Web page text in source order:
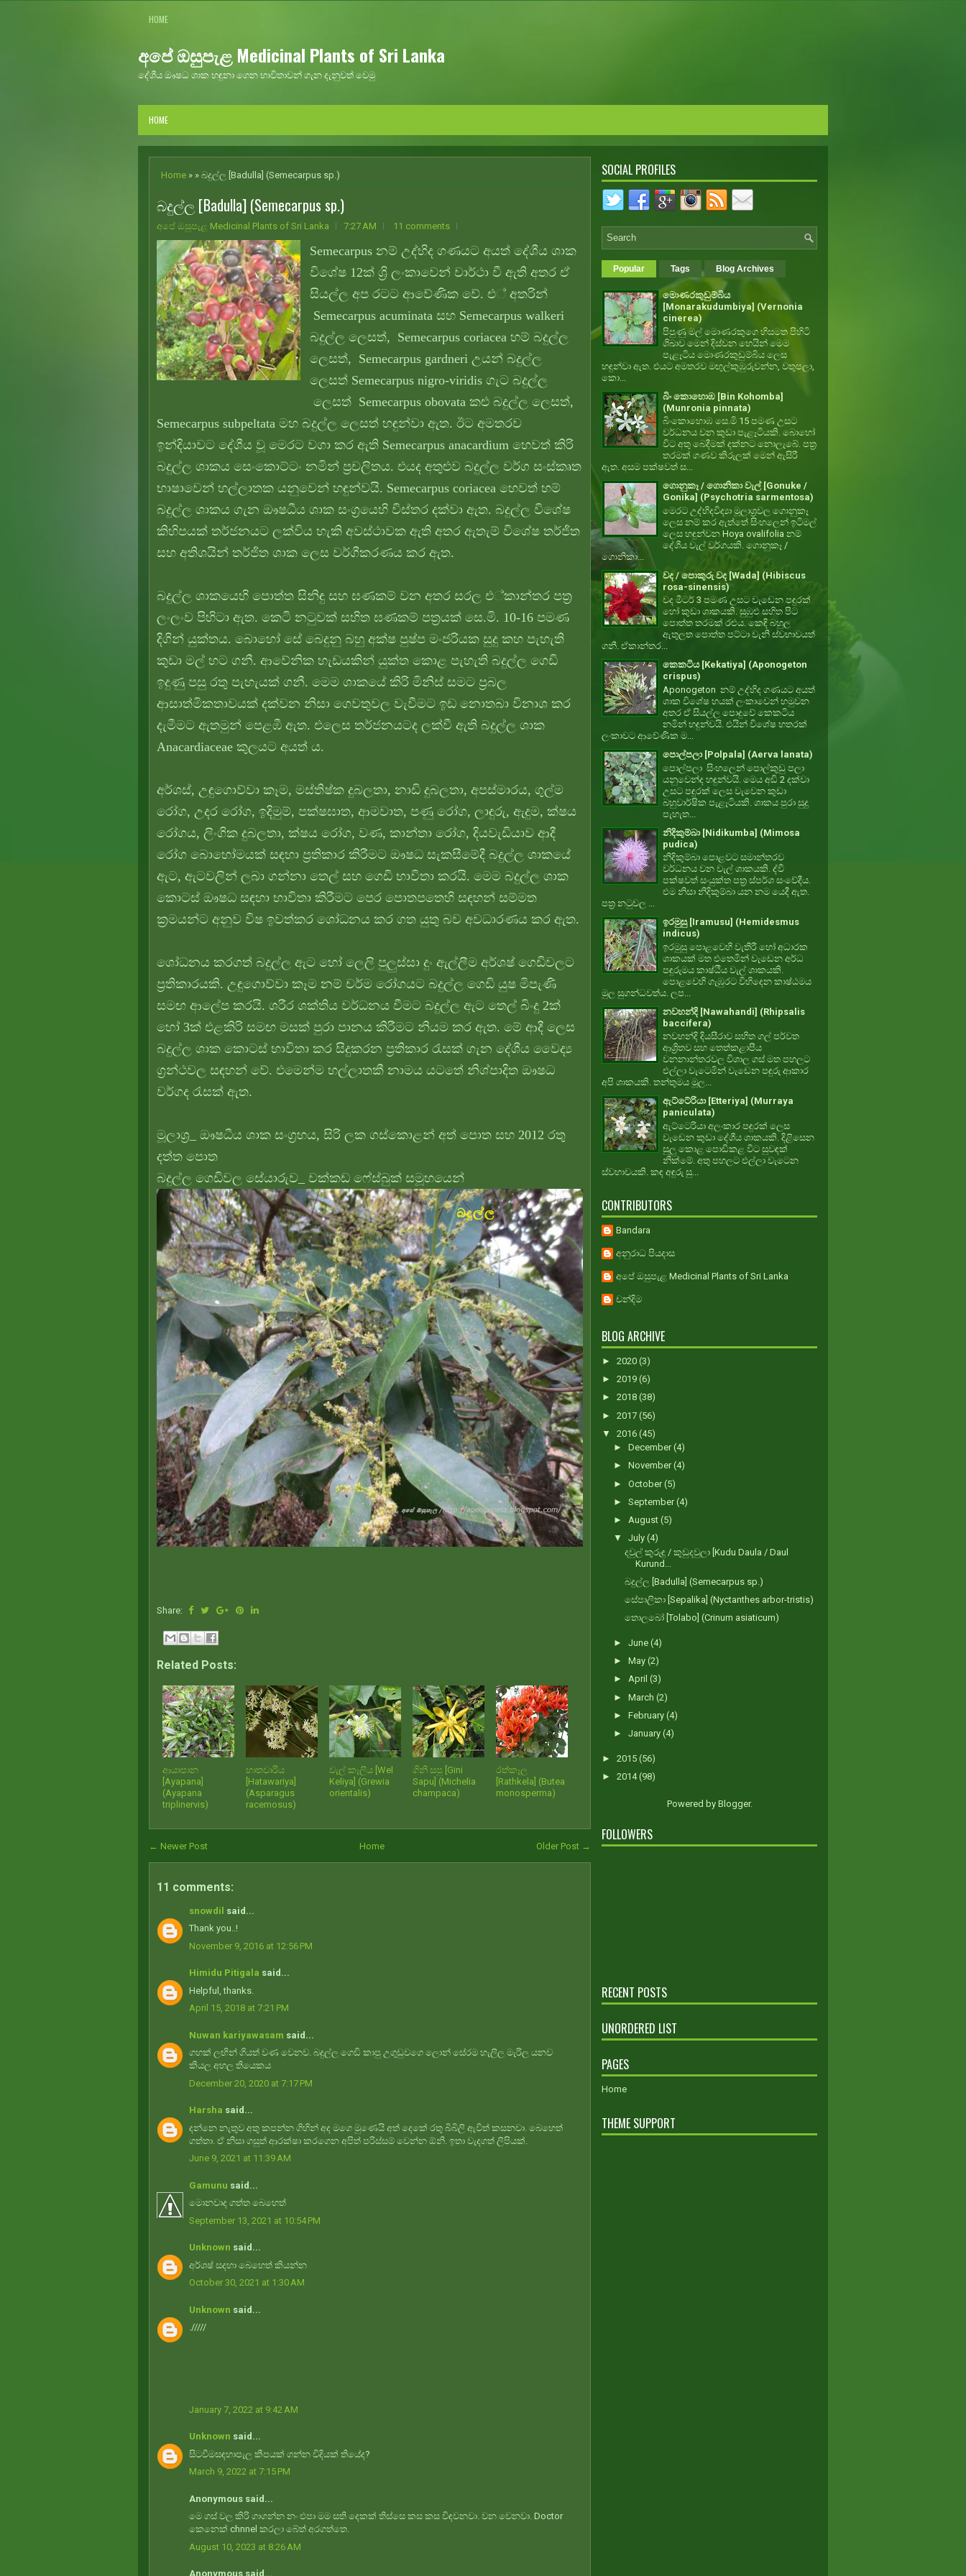
HOME
අපේ ඔසුපැළ Medicinal Plants of Sri Lanka
දේශීය ඖෂධ ශාක හඳුනා ගෙන භාවිතාවන් ගැන දැනුවත් වෙමු
HOME
Home » » බදුල්ල [Badulla] (Semecarpus sp.)
බදුල්ල [Badulla] (Semecarpus sp.)
අපේ ඔසුපැළ Medicinal Plants of Sri Lanka 7:27 AM 11 comments
Semecarpus නම් උද්භිද ගණයට අයත් දේශීය ශාක
විශේෂ 12ක් ශ්‍රි ලංකාවෙන් වාර්ථා වී ඇති අතර ඒ
සියල්ල අප රටට ආවේණික වේ. එ් අතරින්
Semecarpus acuminata සහ Semecarpus walkeri
බදුල්ල ලෙසත්, Semecarpus coriacea හම් බදුල්ල
ලෙසත්, Semecarpus gardneri උයන් බදුල්ල
ලෙසත් Semecarpus nigro-viridis ගැට බදුල්ල
ලෙසත් Semecarpus obovata කළු බදුල්ල ලෙසත්,
Semecarpus subpeltata මහ බදුල්ල ලෙසත් හඳුන්වා ඇත. ඊට අමතරව
ඉන්දියාවට දේශීය වූ මෙරට වගා කර ඇති Semecarpus anacardium හෙවත් කිරි
බදුල්ල ශාකය සෙංකොට්ටං නමින් ප්‍රචලිතය. එයද අතුළුව බදුල්ල වර්ග සංස්කෘත
භාෂාවෙන් හල්ලාතක යනුවෙන් හඳුන්වයි. Semecarpus coriacea හෙවත් හම්
බදුල්ල ශාකය ගැන ඖෂධීය ශාක සංග්‍රයෙහි විස්තර දක්වා ඇත. බදුල්ල විශේෂ
කිහිපයක් තර්ජනයට ලක්විය හැකි අවස්ථාවක ඇති අතර ඇතැම් විශේෂ තර්ජිත
සහ අතිශයින් තර්ජිත ශාක ලෙස වර්ගීකරණය කර ඇත.
බදුල්ල ශාකයෙහි පොත්ත සිනිඳු සහ ඝණකම් වන අතර සරල එ්කාන්තර පත්‍ර
ලංලංව පිහිටා ඇත. කෙටි නටුවක් සහිත ඝණකම් පත්‍රයක් සෙ.මි. 10-16 පමණ
දිගින් යුක්තය. බොහෝ සේ බෙදුනු බහු අක්ෂ පුෂ්ප මංජරියක සුදු කහ පැහැති
කුඩා මල් හට ගනී. ආවේනික හැඩයකින් යුක්ත කොළ පැහැති බදුල්ල ගෙඩි
ඉදුණු පසු රතු පැහැයක් ගනී. මෙම ශාකයේ කිරි මිනිස් සමට ප්‍රබල
ආසාත්මිකතාවයක් දක්වන නිසා ගෙවතුවල වැවීමට ඉඩ නොතබා විනාශ කර
දැමීමට ඇතමුන් පෙළඹී ඇත. එලෙස තර්ජනයටද ලක්වී ඇති බදුල්ල ශාක
Anacardiaceae කුලයට අයත් ය.
අර්ශස්, උඳුගොව්වා කෑම, මස්තිෂ්ක දුබලතා, නාඩි දුබලතා, අපස්මාරය, ගුල්ම
රෝග, උදර රෝග, ඉදිමුම්, පක්ෂඝාත, ආමවාත, පණු රෝග, ලාඳුරු, ඇදුම, ක්ෂය
රෝගය, ලිංගික දුබලතා, ක්ෂය රෝග, වණ, කාන්තා රෝග, දියවැඩියාව ආදී
රෝග බොහෝමයක් සඳහා ප්‍රතිකාර කිරීමට ඖෂධ සැකසීමේදී බදුල්ල ශාකයේ
ඇට, ඇටවලින් ලබා ගන්නා තෙල් සහ ගෙඩි භාවිතා කරයි. මෙම බදුල්ල ශාක
කොටස් ඖෂධ සඳහා භාවිතා කිරීමට පෙර පොතපතෙහි සඳහන් සම්මත
ක්‍රමයන්ට අනුව විෂ ඉවත්කර ශෝධනය කර ගත යුතු බව අවධාරණය කර ඇත.
ශෝධනය කරගත් බදුල්ල ඇට හෝ ලෙලි පුලුස්සා දුං ඇල්ලීම අර්ශෂ් ගෙඩිවලට
ප්‍රතිකාරයකි. උඳුගොව්වා කෑම නම් චර්ම රෝගයට බදුල්ල ගෙඩි යුෂ මිපැණි
සමඟ ආලේප කරයි. ශරීර ශක්තිය වර්ධනය වීමට බදුල්ල ඇට තෙල් බිංදු 2ක්
හෝ 3ක් එළකිරි සමඟ මසක් පුරා පානය කිරීමට නියම කර ඇත. මේ ආදී ලෙස
බදුල්ල ශාක කොටස් භාවිතා කර සිදුකරන ප්‍රතිකාර රැසක් ගැන දේශීය වෛද්‍ය
ග්‍රන්ථවල සඳහන් වේ. එමෙන්ම හල්ලාතකී නාමය යටතේ නිශ්පාදිත ඖෂධ
වර්ගද රැසක් ඇත.
මූලාශ්‍ර_ ඖෂධීය ශාක සංග්‍රහය, සිරි ලක ගස්කොළන් අත් පොත සහ 2012 රතු
දත්ත පොත
බදුල්ල ගෙඩිවල සේයාරුව_ වක්කඩ ෆේස්බුක් සමූහයෙන්
Share:
Related Posts:
ආයාපාන
[Ayapana]
(Ayapana
triplinervis)
හාතවාරිය
[Hatawariya]
(Asparagus
racemosus)
වැල් කෑලිය [Wel
Keliya] (Grewia
orientalis)
ගිනි සපු [Gini
Sapu] (Michelia
champaca)
රත්කෑල
[Rathkela] (Butea
monosperma)
← Newer Post Older Post →
Home
11 comments:
snowdil said...
Thank you..!
November 9, 2016 at 12:56 PM
Himidu Pitigala said...
Helpful, thanks.
April 15, 2018 at 7:21 PM
Nuwan kariyawasam said...
ගහක් ලඟින් ගියත් වණ වෙනව. බදුල්ල ගෙඩි කාපු උගුඩුවගෙ ලොන් සේරම හැලිල මැරිල යනව
කියල අහල තියෙකය
December 20, 2020 at 7:17 PM
Harsha said...
දන්නෙ නැතුව අතු කපන්න ගිහින් අද මගෙ මුණෙයි අත් දෙකේ රතු බිබිලි ඇවිත් කසනවා. බෙහෙත්
ගත්තා. ඒ නිසා ගසුත් ආරක්ෂා කරගෙන අපිත් පරිස්සම් වෙන්න ඕනි. ඉතා වැදගත් ලිපියක්.
June 9, 2021 at 11:39 AM
Gamunu said...
මොනවාද ගත්ත බෙහෙත්
September 13, 2021 at 10:54 PM
Unknown said...
අර්ශෂ් සදහා බෙහෙත් කියන්න
October 30, 2021 at 1:30 AM
Unknown said...
./////
January 7, 2022 at 9:42 AM
Unknown said...
සිටවීමසඳහාපැල කීපයක් ගන්න විදියක් තියේද?
March 9, 2022 at 7:15 PM
Anonymous said...
මෙ ගස් වල කිරි ගාගන්න නං එපා මම සති දෙකක් තිස්සෙ කස කස විඳවනවා. වන වෙනවා. Doctor
කෙනෙක් chnnel කරලා බේත් අරගත්තෙ.
August 10, 2023 at 8:26 AM
Anonymous said...
SOCIAL PROFILES
Popular Tags Blog Archives
මොණරකුඩුම්බිය
[Monarakudumbiya] (Vernonia
cinerea)
පිපුණු මල් මොණරකුගෙ හිසමත පිහිටි
ශිඛාව මෙන් දිස්වන හෙයින් මෙම
පැළෑටිය මොණරකුඩුම්බිය ලෙස
හඳුන්වා ඇත. එයට අමතරව මඟුල්කුඹුරුවන්න, වතුපලා,
කො...
බිං කොහොඹ [Bin Kohomba]
(Munronia pinnata)
බිංකොහොඹ සෙ.මි 15 පමණ උසට
වර්ධනය වන කුඩා පැළෑටියකි. බොහෝ
විට අතු බෙදීමක් දක්නට නොලැබේ. පත්‍ර
තරමක් ගණව කිරුලක් මෙන් ඇසිරී
ඇත. අසම පක්ෂවත් ස...
ගොනුකෑ / ගොනිකා වැල් [Gonuke /
Gonika] (Psychotria sarmentosa)
මෙරට උද්භිදවිද්‍යා මූලාශ්‍රවල ගොනුකෑ
ලෙස නම් කර ඇත්තේ සිංහලෙන් ඉටිමල්
ලෙස හඳුන්වන Hoya ovalifolia නම්
දේශීය වැල් වර්ගයකි. ගොනුකෑ /
ගොනිකා...
වද / පොකුරු වද [Wada] (Hibiscus
rosa-sinensis)
වද මීටර් 3 පමණ උසට වැඩෙන පඳුරක්
හෝ කුඩා ශාකයකි. සුඹුළු සහිත පිට
පොත්ත තරමක් රළුය. කෙඳි බහුල
ඇතුලත පොත්ත පට්ටා වැනි ස්වභාවයත්
ගනී. ඒකාන්තර...
කෙකටිය [Kekatiya] (Aponogeton
crispus)
Aponogeton නම් උද්භිද ගණයට අයත්
ශාක විශේෂ හයක් ලංකාවෙන් හමුවන
අතර ඒ සියල්ල පොදුවේ කෙකටිය
නමින් හඳුන්වයි. එයින් විශේෂ හතරක්
ලංකාවට ආවේණික ම...
පොල්පලා [Polpala] (Aerva lanata)
පොල්පලා සිංහලෙන් පොල්කුඩු පලා
යනුවෙන්ද හඳුන්වයි. මෙය අඩි 2 දක්වා
උසට පඳුරක් ලෙස වැවෙන කුඩා
බහුවාර්ෂික පැළෑටියකි. ශාකය පුරා සුදු
පැහැත...
නිදිකුම්බා [Nidikumba] (Mimosa
pudica)
නිදිකුම්බා පොළවට සමාන්තරව
වර්ධනය වන වැල් ශාකයකි. ද්වී
පක්ෂවත් සංයුක්ත පත්‍ර ස්පර්ශ සංවේදීය.
එම නිසා නිදිකුම්බා යන නම යෙදී ඇත.
පත්‍ර නටුවල ...
ඉරමුසු [Iramusu] (Hemidesmus
indicus)
ඉරමුසු පොළවෙහි වැතිරී හෝ අධාරක
ශාකයක් මත එතෙමින් වැඩෙන අර්ධ
පඳුරුමය කාෂ්ඨීය වැල් ශාකයකි.
පොළවෙහි ගැඹුරට විහිදෙන කාෂ්ඨමය
මුල සුගන්ධවත්ය. ලප...
නවහන්දි [Nawahandi] (Rhipsalis
baccifera)
නවහන්දි දියසීරාව සහිත ගල් පර්වත
ආශ්‍රිතව සහ තෙත්කළාපීය
වනනාන්තරවල විශාල ගස් මත පහලට
එල්ලා වැටෙමින් වැඩෙන පඳුරු ආකාර
අපි ශාකයකි. තන්තුමය මූල...
ඇට්ටේරියා [Etteriya] (Murraya
paniculata)
ඇට්ටෙරියා අලංකාර පඳුරක් ලෙස
වැඩෙන කුඩා දේශීය ශාකයකි. දිළිසෙන
සුලු කොළ පොඩිකළ විට සුවඳක්
නික්මේ. අතු පහලට එල්ලා වැටෙන
ස්වභාවයකි. කඳ අඳුරු සු...
CONTRIBUTORS
Bandara
අනුරාධ පියදාස
අපේ ඔසුපැළ Medicinal Plants of Sri Lanka
චන්දිම
BLOG ARCHIVE
► 2020 (3)
► 2019 (6)
► 2018 (38)
► 2017 (56)
▼ 2016 (45)
► December(4)
► November(4)
► October(5)
► September(4)
► August (5)
▼ July (4)
දවුල් කුරුඳු / කුඩුදවුලා [Kudu Daula / Daul
Kurund...
බදුල්ල [Badulla] (Semecarpus sp.)
සේපාලිකා [Sepalika] (Nyctanthes arbor-tristis)
තොලබෝ [Tolabo] (Crinum asiaticum)
► June (4)
► May (2)
► April (3)
► March (2)
► February (4)
► January (4)
► 2015 (56)
► 2014(98)
Powered by Blogger.
FOLLOWERS
RECENT POSTS
UNORDERED LIST
PAGES
Home
THEME SUPPORT